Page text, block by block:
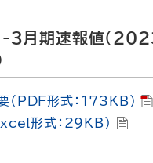
月期速報値（2023
（PDF形式：173KB）
形式：29KB）